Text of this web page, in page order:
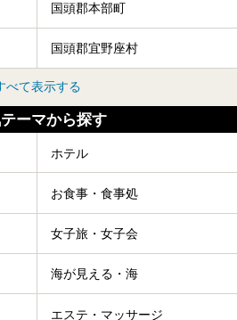
国頭郡本部町
国頭郡宜野座村
べて表示する
ーマから探す
ホテル
お食事・食事処
女子旅・女子会
海が見える・海
エステ・マッサージ